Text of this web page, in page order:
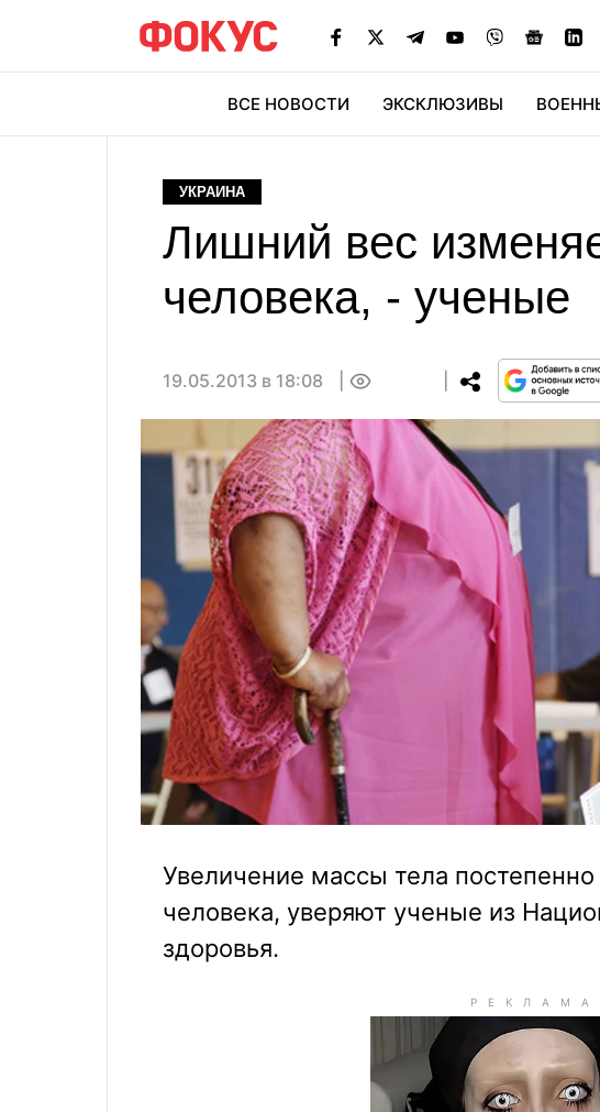
ВСЕ НОВОСТИ ЭКСКЛЮЗИВЫ
УКРАИНА
Лишний вес
человека, - ученые
19.05.2013 в 18:08
Увеличение массы тела
человека, уверяют ученые из
здоровья.